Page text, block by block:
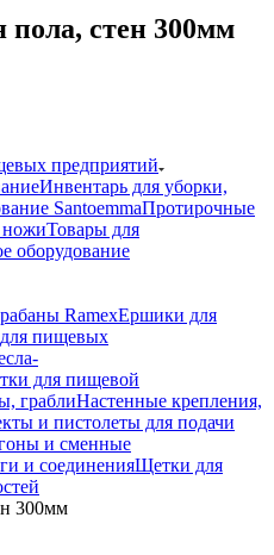
стен 300мм
предприятий
Инвентарь для уборки,
SantoemmaПротирочные
ножиТовары для
оборудование
RamexЕршики для
пищевых
для пищевой
граблиНастенные крепления,
и пистолеты для подачи
и сменные
и соединенияЩетки для
300мм